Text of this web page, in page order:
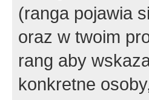
(ranga pojawia
oraz w twoim
rang aby
konkretne